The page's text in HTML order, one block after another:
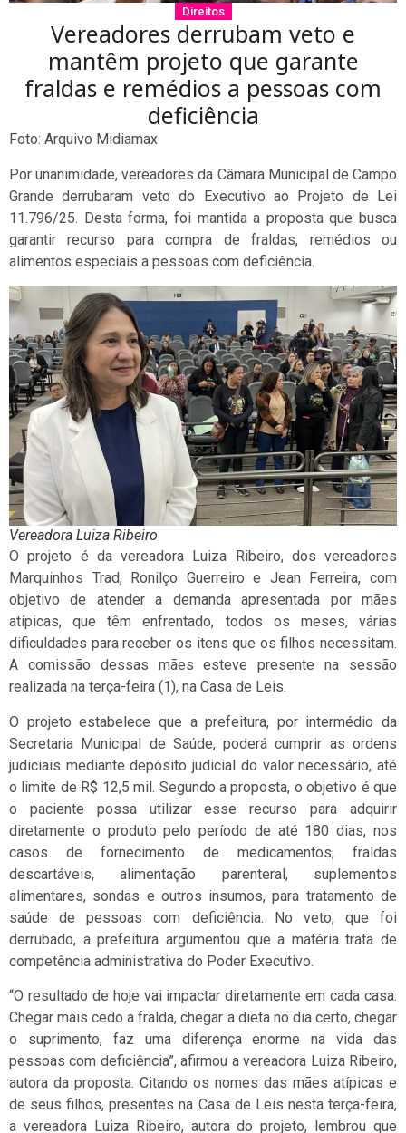
Direitos
Vereadores derrubam veto e
mantêm projeto que garante
fraldas e remédios a pessoas com
deficiência
Foto: Arquivo Midiamax
Por unanimidade, vereadores da Câmara Municipal de Campo
Grande derrubaram veto do Executivo ao Projeto de Lei
11.796/25. Desta forma, foi mantida a proposta que busca
garantir recurso para compra de fraldas, remédios ou
alimentos especiais a pessoas com deficiência.
Vereadora Luiza Ribeiro
O projeto é da vereadora Luiza Ribeiro, dos vereadores
Marquinhos Trad, Ronilço Guerreiro e Jean Ferreira, com
objetivo de atender a demanda apresentada por mães
atípicas, que têm enfrentado, todos os meses, várias
dificuldades para receber os itens que os filhos necessitam.
A comissão dessas mães esteve presente na sessão
realizada na terça-feira (1), na Casa de Leis.
O projeto estabelece que a prefeitura, por intermédio da
Secretaria Municipal de Saúde, poderá cumprir as ordens
judiciais mediante depósito judicial do valor necessário, até
o limite de R$ 12,5 mil. Segundo a proposta, o objetivo é que
o paciente possa utilizar esse recurso para adquirir
diretamente o produto pelo período de até 180 dias, nos
casos de fornecimento de medicamentos, fraldas
descartáveis, alimentação parenteral, suplementos
alimentares, sondas e outros insumos, para tratamento de
saúde de pessoas com deficiência. No veto, que foi
derrubado, a prefeitura argumentou que a matéria trata de
competência administrativa do Poder Executivo.
“O resultado de hoje vai impactar diretamente em cada casa.
Chegar mais cedo a fralda, chegar a dieta no dia certo, chegar
o suprimento, faz uma diferença enorme na vida das
pessoas com deficiência”, afirmou a vereadora Luiza Ribeiro,
autora da proposta. Citando os nomes das mães atípicas e
de seus filhos, presentes na Casa de Leis nesta terça-feira,
a vereadora Luiza Ribeiro, autora do projeto, lembrou que